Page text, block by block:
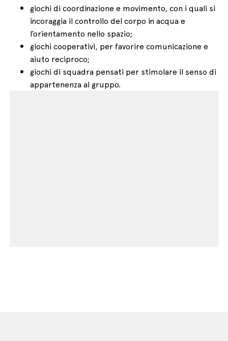
giochi di coordinazione e movimento, con i quali si
incoraggia il controllo del corpo in acqua e
l’orientamento nello spazio;
giochi cooperativi, per favorire comunicazione e
aiuto reciproco;
giochi di squadra pensati per stimolare il senso di
appartenenza al gruppo.